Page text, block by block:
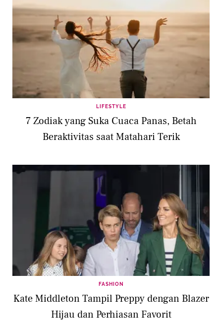
LIFESTYLE
7 Zodiak yang Suka Cuaca Panas, Betah
Beraktivitas saat Matahari Terik
FASHION
Kate Middleton Tampil Preppy dengan Blazer
Hijau dan Perhiasan Favorit